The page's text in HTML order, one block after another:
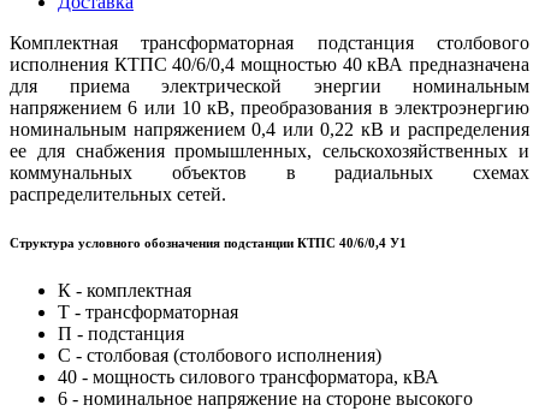
Комплектная трансформаторная подстанция столбового
исполнения КТПС 40/6/0,4 мощностью 40 кВА предназначена
для приема электрической энергии номинальным
напряжением 6 или 10 кВ, преобразования в электроэнергию
номинальным напряжением 0,4 или 0,22 кВ и распределения
ее для снабжения промышленных, сельскохозяйственных и
коммунальных объектов в радиальных схемах
распределительных сетей.
Структура условного обозначения подстанции КТПС 40/6/0,4 У1
К - комплектная
Т - трансформаторная
П - подстанция
С - столбовая (столбового исполнения)
40 - мощность силового трансформатора, кВА
6 - номинальное напряжение на стороне высокого